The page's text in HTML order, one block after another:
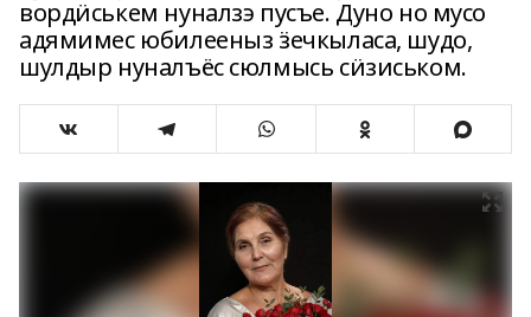
вордӥськем нуналзэ пусъе. Дуно но мусо
адямимес юбилееныз ӟечкыласа, шудо,
шулдыр нуналъёс сюлмысь сӥзиськом.